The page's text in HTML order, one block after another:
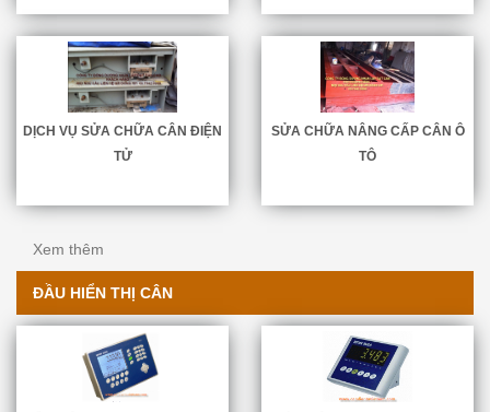
DỊCH VỤ SỬA CHỮA CÂN ĐIỆN
TỬ
SỬA CHỮA NÂNG CẤP CÂN Ô
TÔ
Xem thêm
ĐẦU HIỂN THỊ CÂN